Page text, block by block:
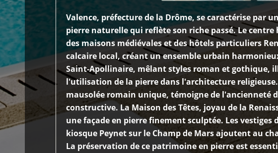
Valence, préfecture de la Drôme, se caractérise par
pierre naturelle qui reflète son riche passé. Le
des maisons médiévales et des hôtels particuliers
calcaire local, créant un ensemble urbain
Saint-Apollinaire, mêlant styles roman et gothique,
l'utilisation de la pierre dans l'architecture
mausolée romain unique, témoigne de l'ancienneté
constructive. La Maison des Têtes, joyau de la
une façade en pierre finement sculptée. Les vestiges
kiosque Peynet sur le Champ de Mars ajoutent au
La préservation de ce patrimoine en pierre est